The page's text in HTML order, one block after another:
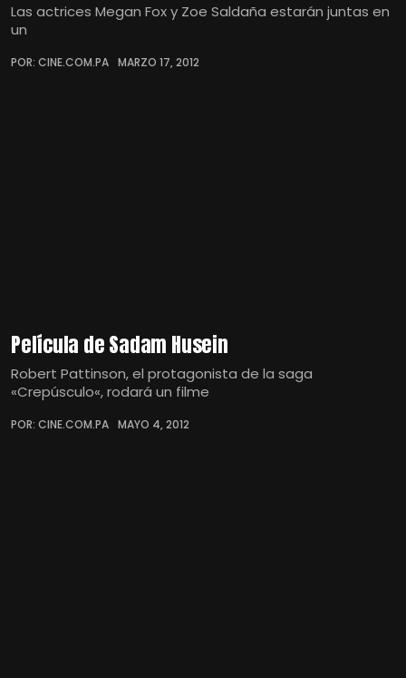
Las actrices Megan Fox y Zoe Saldaña estarán juntas en
un
POR: CINE.COM.PA MARZO 17, 2012
Película de Sadam Husein
Robert Pattinson, el protagonista de la saga
«Crepúsculo«, rodará un filme
POR: CINE.COM.PA MAYO 4, 2012